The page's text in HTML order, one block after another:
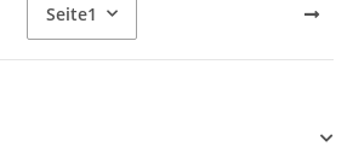
Seite1